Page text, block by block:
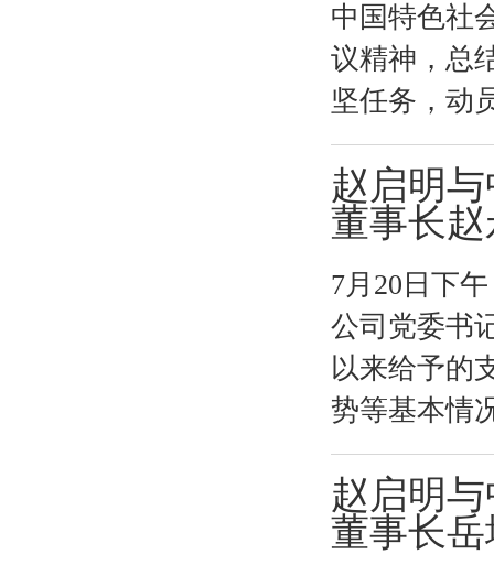
中国特色社
议精神，总
坚任务，动
赵启明
董事长
7月20日下
公司党委书
以来给予的
势等基本情
赵启明
董事长